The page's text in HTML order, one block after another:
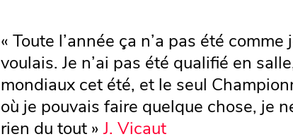
« Toute l’année ça n’a pas été comme
voulais. Je n’ai pas été qualifié en
mondiaux cet été, et le seul
où je pouvais faire quelque chose, je
rien du tout »J. Vicaut